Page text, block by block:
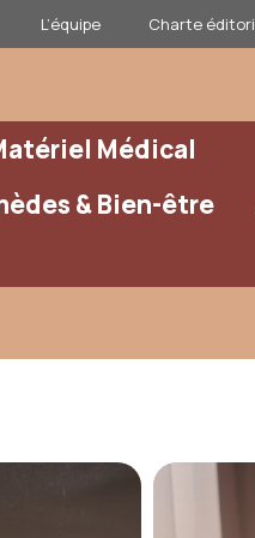
L’équipe Charte
Médical
& Bien-être